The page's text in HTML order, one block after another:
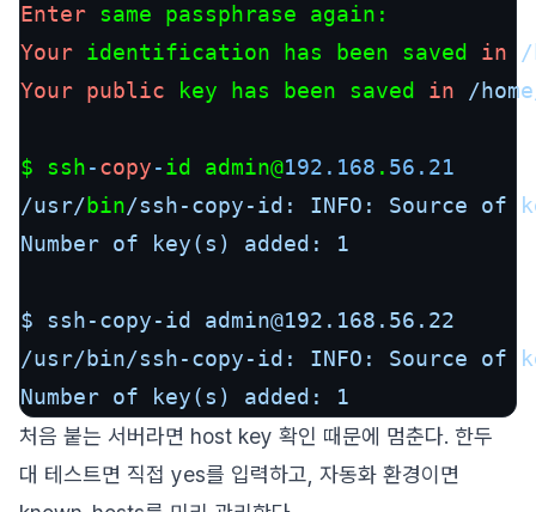
Enter
Your identification has been saved in
/
Your public key has been saved in /
$ ssh-copy-id admin@192.168 . 56.21
/usr/bin/ssh-copy-id: INFO: Source
Number of key(s) added: 1
$ ssh-copy-id admin@192.168.56.22
/usr/bin/ssh-copy-id: INFO: Source
Number of key(s) added: 1
처음 붙는 서버라면 host key 확인 때문에 멈춘다. 한두
대 테스트면 직접 yes를 입력하고, 자동화 환경이면